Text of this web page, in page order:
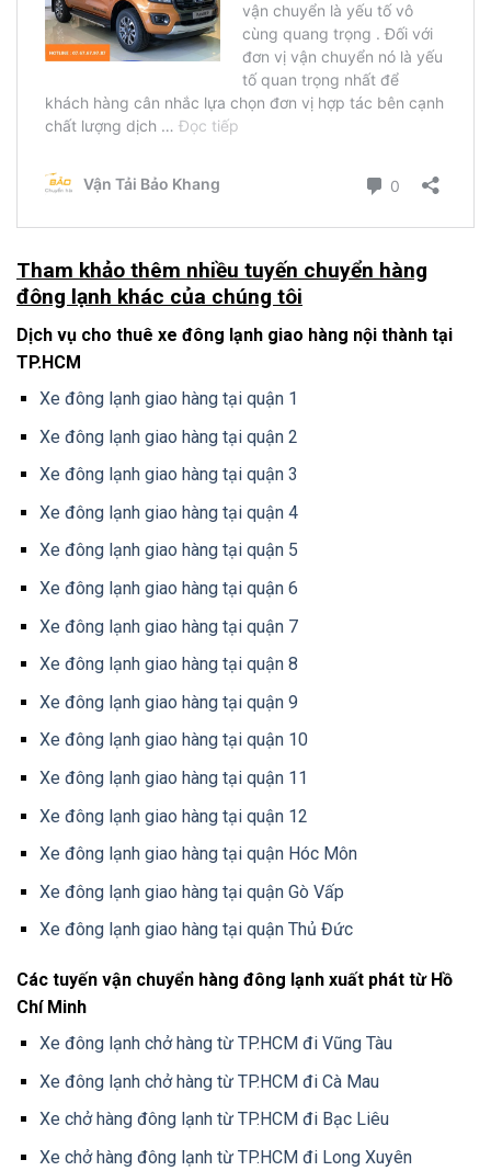
Tham khảo thêm nhiều tuyến chuyển hàng
đông lạnh khác của chúng tôi
Dịch vụ cho thuê xe đông lạnh giao hàng nội thành tại
TP.HCM
Xe đông lạnh giao hàng tại quận 1
Xe đông lạnh giao hàng tại quận 2
Xe đông lạnh giao hàng tại quận 3
Xe đông lạnh giao hàng tại quận 4
Xe đông lạnh giao hàng tại quận 5
Xe đông lạnh giao hàng tại quận 6
Xe đông lạnh giao hàng tại quận 7
Xe đông lạnh giao hàng tại quận 8
Xe đông lạnh giao hàng tại quận 9
Xe đông lạnh giao hàng tại quận 10
Xe đông lạnh giao hàng tại quận 11
Xe đông lạnh giao hàng tại quận 12
Xe đông lạnh giao hàng tại quận Hóc Môn
Xe đông lạnh giao hàng tại quận Gò Vấp
Xe đông lạnh giao hàng tại quận Thủ Đức
Các tuyến vận chuyển hàng đông lạnh xuất phát từ Hồ
Chí Minh
Xe đông lạnh chở hàng từ TP.HCM đi Vũng Tàu
Xe đông lạnh chở hàng từ TP.HCM đi Cà Mau
Xe chở hàng đông lạnh từ TP.HCM đi Bạc Liêu
Xe chở hàng đông lạnh từ TP.HCM đi Long Xuyên